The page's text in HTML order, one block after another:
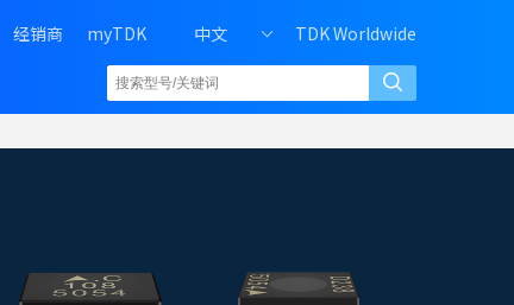
H
d
e
经销商 myTDK 中文 TDK Worldwide